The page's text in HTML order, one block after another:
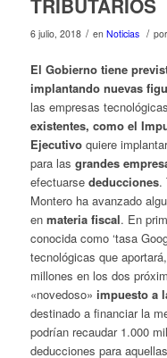
TRIBUTARIOS
6 julio, 2018 / en Noticias / por
El Gobierno tiene
implantando nuevas
las empresas
existentes, como el
Ejecutivoquiere
para las grandes
efectuarse deducciones.
Montero ha avanzado
en materia fiscal. En
conocida como ‘tasa
tecnológicas que
millones en los dos
«novedoso» impuesto a
destinado a financiar la
podrían recaudar 1.000
deducciones para aquellas